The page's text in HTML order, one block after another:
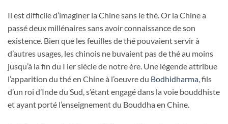
Il est difficile d’imaginer la Chine sans le thé. Or la Chine a
passé deux millénaires sans avoir connaissance de son
existence. Bien que les feuilles de thé pouvaient servir à
d’autres usages, les chinois ne buvaient pas de thé au moins
jusqu’à la fin du I ier siècle de notre ère. Une légende attribue
l’apparition du thé en Chine à l’oeuvre du Bodhidharma, fils
d’un roi d’Inde du Sud, s’étant engagé dans la voie bouddhiste
et ayant porté l’enseignement du Bouddha en Chine.